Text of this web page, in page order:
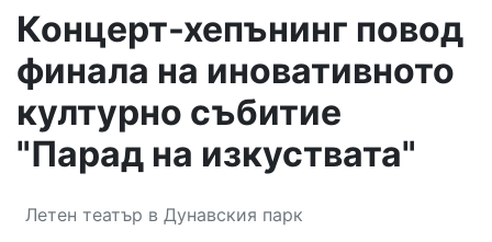
Концерт-хепънинг повод
финала на иновативното
културно събитие
"Парад на изкуствата"
Летен театър в Дунавския парк